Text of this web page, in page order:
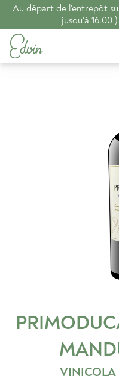
Au départ de l'entrepôt
jusqu'à 16.00
VINICOLA